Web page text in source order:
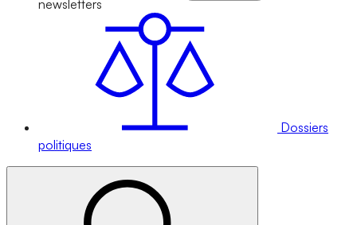
newsletters
Dossiers
politiques